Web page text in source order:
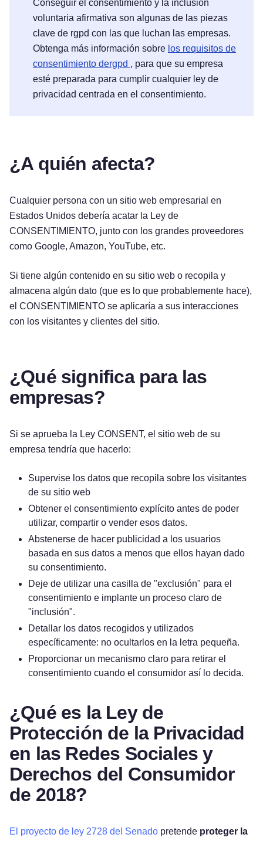
Conseguir el consentimiento y la inclusión
voluntaria afirmativa son algunas de las piezas
clave de rgpd con las que luchan las empresas.
Obtenga más información sobre los requisitos de
consentimiento dergpd , para que su empresa
esté preparada para cumplir cualquier ley de
privacidad centrada en el consentimiento.
¿A quién afecta?
Cualquier persona con un sitio web empresarial en
Estados Unidos debería acatar la Ley de
CONSENTIMIENTO, junto con los grandes proveedores
como Google, Amazon, YouTube, etc.
Si tiene algún contenido en su sitio web o recopila y
almacena algún dato (que es lo que probablemente hace),
el CONSENTIMIENTO se aplicaría a sus interacciones
con los visitantes y clientes del sitio.
¿Qué significa para las
empresas?
Si se aprueba la Ley CONSENT, el sitio web de su
empresa tendría que hacerlo:
Supervise los datos que recopila sobre los visitantes
de su sitio web
Obtener el consentimiento explícito antes de poder
utilizar, compartir o vender esos datos.
Abstenerse de hacer publicidad a los usuarios
basada en sus datos a menos que ellos hayan dado
su consentimiento.
Deje de utilizar una casilla de "exclusión" para el
consentimiento e implante un proceso claro de
"inclusión".
Detallar los datos recogidos y utilizados
específicamente: no ocultarlos en la letra pequeña.
Proporcionar un mecanismo claro para retirar el
consentimiento cuando el consumidor así lo decida.
¿Qué es la Ley de
Protección de la Privacidad
en las Redes Sociales y
Derechos del Consumidor
de 2018?
El proyecto de ley 2728 del Senado pretende proteger la